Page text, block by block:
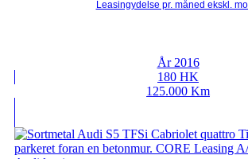
År 2016
180 HK
125.000 Km